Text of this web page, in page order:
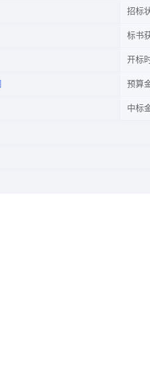
招标
标书
开标
预算
中标